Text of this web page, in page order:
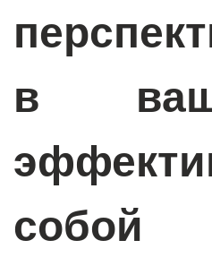
в
собой